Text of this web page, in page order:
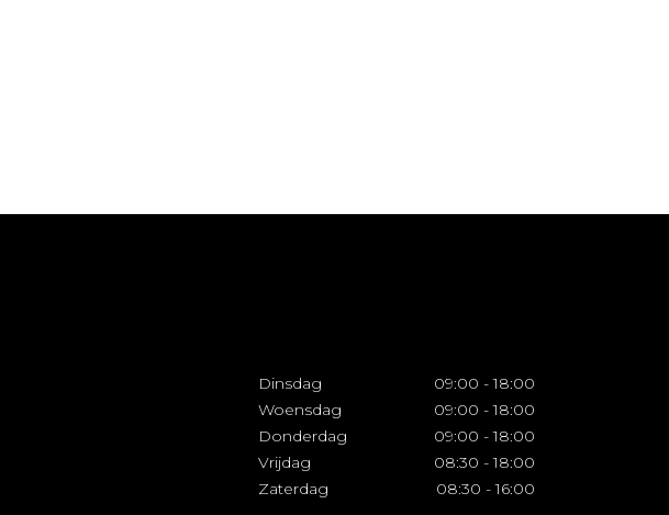
Dinsdag 09:00 - 18:00
Woensdag
09:00 - 18:00
Donderdag
09:00 - 18:00
Vrijdag
08:30 - 18:00
Zaterdag
08:30 - 16:00